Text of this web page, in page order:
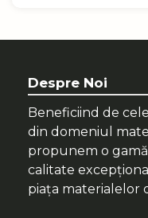
Despre Noi
Beneficiind de
din domeniul
propunem o
calitate
piața materialelor